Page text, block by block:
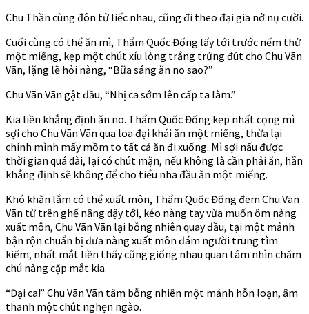
Chu Thần cùng đôn tử liếc nhau, cũng đi theo đại gia nở nụ cười.
Cuối cùng có thể ăn mì, Thẩm Quốc Đống lấy tới trước nếm thử
một miếng, kẹp một chút xíu lòng trắng trứng đút cho Chu Vãn
Vãn, lặng lẽ hỏi nàng, “Bữa sáng ăn no sao?”
Chu Vãn Vãn gật đầu, “Nhị ca sớm lên cấp ta làm.”
Kia liền khẳng định ăn no. Thẩm Quốc Đống kẹp nhất cọng mì
sợi cho Chu Vãn Vãn qua loa đại khái ăn một miếng, thừa lại
chính mình mấy mồm to tất cả ăn đi xuống. Mì sợi nấu được
thời gian quá dài, lại có chút mặn, nếu không là cần phải ăn, hắn
khẳng định sẽ không để cho tiểu nha đầu ăn một miếng.
Khó khăn lắm có thể xuất môn, Thẩm Quốc Đống đem Chu Vãn
Vãn từ trên ghế nâng dậy tới, kéo nàng tay vừa muốn ôm nàng
xuất môn, Chu Vãn Vãn lại bỗng nhiên quay đầu, tại một mảnh
bận rộn chuẩn bị đưa nàng xuất môn đám người trung tìm
kiếm, nhất mắt liền thấy cũng giống nhau quan tâm nhìn chăm
chú nàng cặp mắt kia.
“Đại ca!” Chu Vãn Vãn tâm bỗng nhiên một mảnh hỗn loạn, âm
thanh một chút nghẹn ngào.